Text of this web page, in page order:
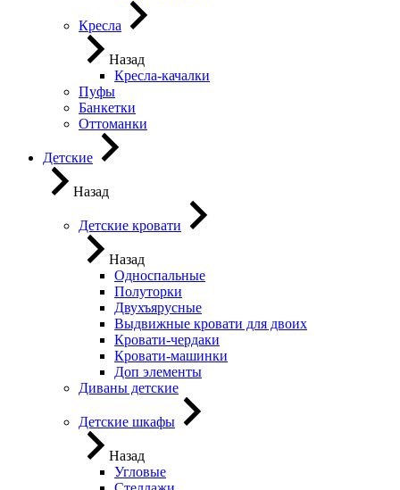
Кресла
Назад
Кресла-качалки
Пуфы
Банкетки
Оттоманки
Детские
Назад
Детские кровати
Назад
Односпальные
Полуторки
Двухъярусные
Выдвижные кровати для двоих
Кровати-чердаки
Кровати-машинки
Доп элементы
Диваны детские
Детские шкафы
Назад
Угловые